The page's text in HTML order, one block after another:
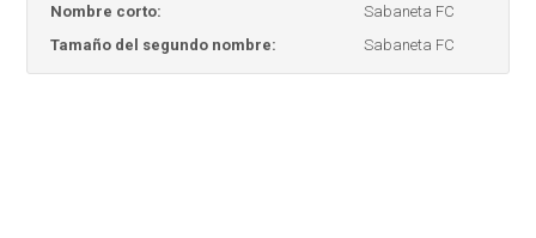
Nombre corto:
Sabaneta FC
Tamaño del segundo nombre:
Sabaneta FC